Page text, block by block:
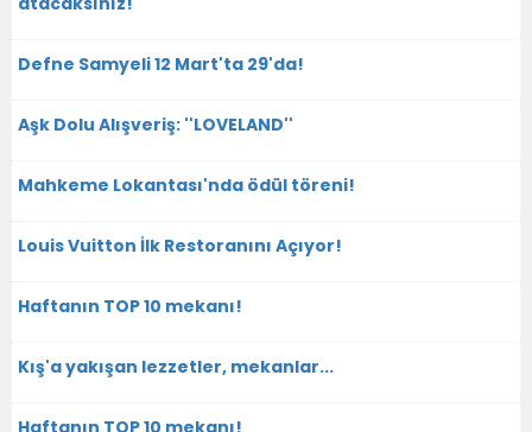
Defne Samyeli 12 Mart'ta 29'da!
Aşk Dolu Alışveriş: ''LOVELAND''
Mahkeme Lokantası'nda ödül töreni!
Louis Vuitton İlk Restoranını Açıyor!
Haftanın TOP 10 mekanı!
Kış'a yakışan lezzetler, mekanlar...
Haftanın TOP 10 mekanı!